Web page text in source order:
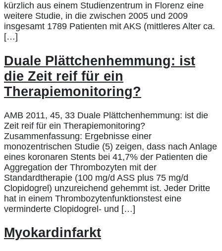
kürzlich aus einem Studienzentrum in Florenz eine
weitere Studie, in die zwischen 2005 und 2009
insgesamt 1789 Patienten mit AKS (mittleres Alter ca.
[…]
Duale Plättchenhemmung: ist
die Zeit reif für ein
Therapiemonitoring?
AMB 2011, 45, 33 Duale Plättchenhemmung: ist die
Zeit reif für ein Therapiemonitoring?
Zusammenfassung: Ergebnisse einer
monozentrischen Studie (5) zeigen, dass nach Anlage
eines koronaren Stents bei 41,7% der Patienten die
Aggregation der Thrombozyten mit der
Standardtherapie (100 mg/d ASS plus 75 mg/d
Clopidogrel) unzureichend gehemmt ist. Jeder Dritte
hat in einem Thrombozytenfunktionstest eine
verminderte Clopidogrel- und […]
Myokardinfarkt